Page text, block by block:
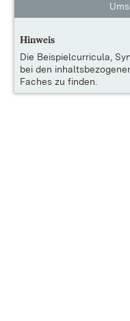
Hinweis
Die Beispielcurricula,
bei den
Faches zu finden.